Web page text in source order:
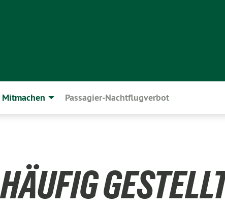
Mitmachen Passagier-Nachtflugverbot
HÄUFIG